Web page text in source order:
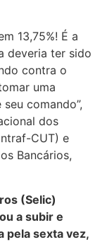
13,75%! É a
deveria ter sido
contra o
uma
comando”,
dos
CUT) e
Bancários,
(Selic)
a subir e
pela sexta vez,